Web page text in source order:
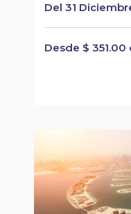
Del 31
Desde $ 351.00